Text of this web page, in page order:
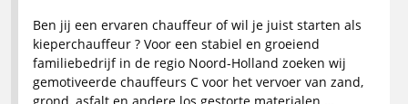
Ben jij een ervaren chauffeur of wil je juist starten als
kieperchauffeur ? Voor een stabiel en groeiend
familiebedrijf in de regio Noord-Holland zoeken wij
gemotiveerde chauffeurs C voor het vervoer van zand,